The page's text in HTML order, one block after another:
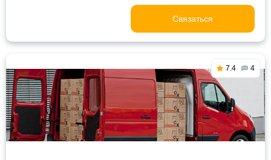
Связаться
7.4 4